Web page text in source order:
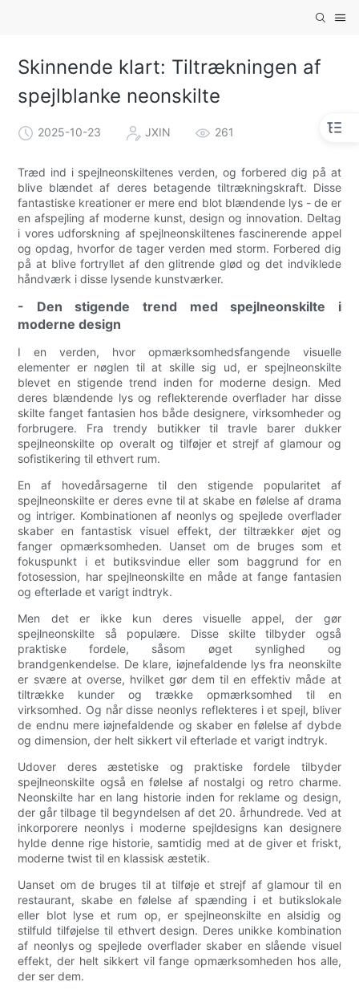
Skinnende klart: Tiltrækningen af ​​
spejlblanke neonskilte
2025-10-23 JXIN 261
Træd ind i spejlneonskiltenes verden, og forbered dig på at
blive blændet af deres betagende tiltrækningskraft. Disse
fantastiske kreationer er mere end blot blændende lys - de er
en afspejling af moderne kunst, design og innovation. Deltag
i vores udforskning af spejlneonskiltenes fascinerende appel
og opdag, hvorfor de tager verden med storm. Forbered dig
på at blive fortryllet af den glitrende glød og det indviklede
håndværk i disse lysende kunstværker.
- Den stigende trend med spejlneonskilte i
moderne design
I en verden, hvor opmærksomhedsfangende visuelle
elementer er nøglen til at skille sig ud, er spejlneonskilte
blevet en stigende trend inden for moderne design. Med
deres blændende lys og reflekterende overflader har disse
skilte fanget fantasien hos både designere, virksomheder og
forbrugere. Fra trendy butikker til travle barer dukker
spejlneonskilte op overalt og tilføjer et strejf af glamour og
sofistikering til ethvert rum.
En af hovedårsagerne til den stigende popularitet af
spejlneonskilte er deres evne til at skabe en følelse af drama
og intriger. Kombinationen af ​​neonlys og spejlede overflader
skaber en fantastisk visuel effekt, der tiltrækker øjet og
fanger opmærksomheden. Uanset om de bruges som et
fokuspunkt i et butiksvindue eller som baggrund for en
fotosession, har spejlneonskilte en måde at fange fantasien
og efterlade et varigt indtryk.
Men det er ikke kun deres visuelle appel, der gør
spejlneonskilte så populære. Disse skilte tilbyder også
praktiske fordele, såsom øget synlighed og
brandgenkendelse. De klare, iøjnefaldende lys fra neonskilte
er svære at overse, hvilket gør dem til en effektiv måde at
tiltrække kunder og trække opmærksomhed til en
virksomhed. Og når disse neonlys reflekteres i et spejl, bliver
de endnu mere iøjnefaldende og skaber en følelse af dybde
og dimension, der helt sikkert vil efterlade et varigt indtryk.
Udover deres æstetiske og praktiske fordele tilbyder
spejlneonskilte også en følelse af nostalgi og retro charme.
Neonskilte har en lang historie inden for reklame og design,
der går tilbage til begyndelsen af ​​det 20. århundrede. Ved at
inkorporere neonlys i moderne spejldesigns kan designere
hylde denne rige historie, samtidig med at de giver et friskt,
moderne twist til en klassisk æstetik.
Uanset om de bruges til at tilføje et strejf af glamour til en
restaurant, skabe en følelse af spænding i et butikslokale
eller blot lyse et rum op, er spejlneonskilte en alsidig og
stilfuld tilføjelse til ethvert design. Deres unikke kombination
af neonlys og spejlede overflader skaber en slående visuel
effekt, der helt sikkert vil fange opmærksomheden hos alle,
der ser dem.